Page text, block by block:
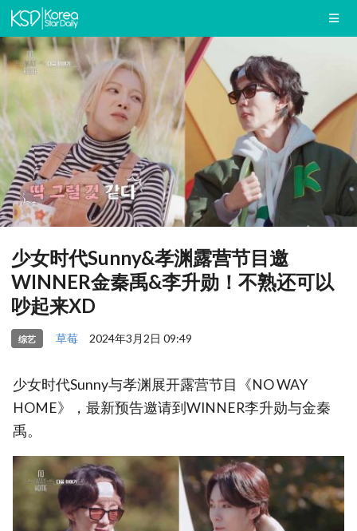
少女时代Sunny&孝渊露营节目邀
WINNER金秦禹&李升勋！不熟还可以
吵起来XD
综艺 草莓 2024年3月2日 09:49
少女时代Sunny与孝渊展开露营节目《NO WAY
HOME》，最新预告邀请到WINNER李升勋与金秦
禹。